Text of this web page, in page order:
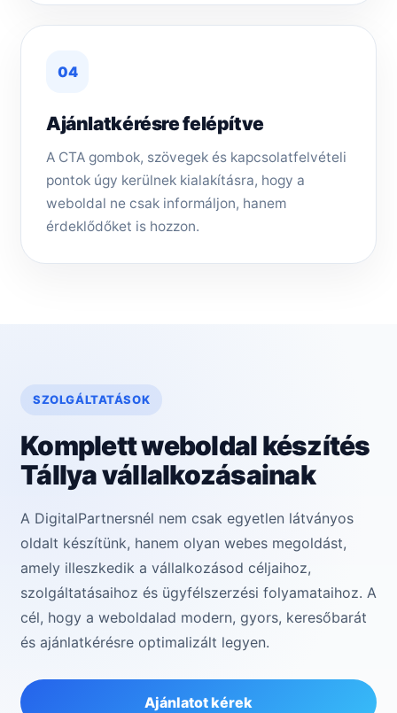
04
Ajánlatkérésre felépítve
A CTA gombok, szövegek és kapcsolatfelvételi
pontok úgy kerülnek kialakításra, hogy a
weboldal ne csak informáljon, hanem
érdeklődőket is hozzon.
SZOLGÁLTATÁSOK
Komplett weboldal készítés
Tállya vállalkozásainak
A DigitalPartnersnél nem csak egyetlen látványos
oldalt készítünk, hanem olyan webes megoldást,
amely illeszkedik a vállalkozásod céljaihoz,
szolgáltatásaihoz és ügyfélszerzési folyamataihoz. A
cél, hogy a weboldalad modern, gyors, keresőbarát
és ajánlatkérésre optimalizált legyen.
Ajánlatot kérek